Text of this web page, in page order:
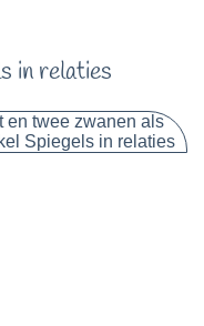
in relaties